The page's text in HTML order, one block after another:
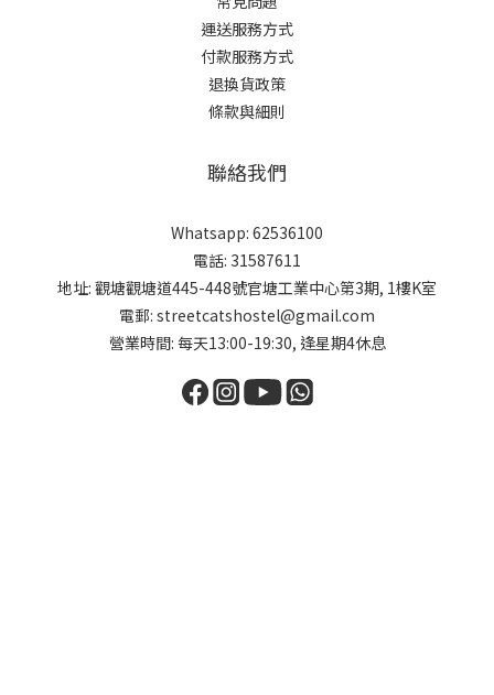
運送服務方式
付款服務方式
退換貨政策
條款與細則
聯絡我們
Whatsapp: 62536100
電話: 31587611
地址: 觀塘觀塘道445-448號官塘工業中心第3期, 1樓K室
電郵: streetcatshostel@gmail.com
營業時間: 每天13:00-19:30, 逢星期4休息